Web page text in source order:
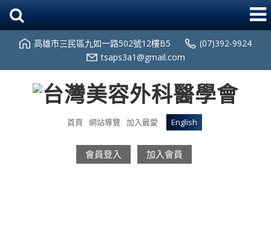
高雄市三民區九如一路502號12樓B5
(07)392-9924
tsaps3a1@gmail.com
首頁 網站導覽 加入最愛 English
會員登入 加入會員